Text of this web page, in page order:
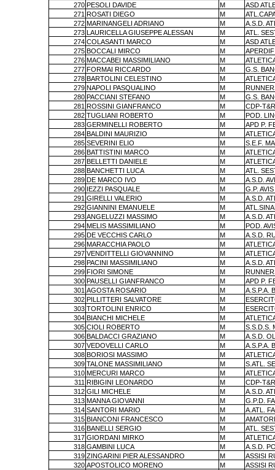
270 PESOLI DAVIDE M
ASD
271 ROSATI DIEGO M
272 MARINANGELI ADRIANO M
A.S.D.
273 LAURICELLA GIUSEPPE ALESSAN M
ATL.
274 COLASANTI MARCO M
ASD
275 BOCCALI MIRCO M
276 MACCABEI MASSIMILIANO M
277 FORMAI RICCARDO M
G.S.
278 BARTOLINI CELESTINO M
279 NAPOLI PASQUALINO M
280 PACCIANI STEFANO M
G.S.
281 ROSSINI GIANFRANCO M
CDP-
282 TUGLIANI ROBERTO M
POD.
283 GERMINELLI ROBERTO M
APD P.
284 BALDINI MAURIZIO M
285 SEVERINI ELIO M
S.E.F.
286 BATTISTINI MARCO M
287 BELLETTI DANIELE M
288 BANCHETTI LUCA M
ATL.
289 DE MARCO IVO M
A.S.D.
290 IEZZI PASQUALE M
G.P.
291 GIRELLI VALERIO M
A.S.D.
292 GIANNINI EMANUELE M
293 ANGELUZZI MASSIMO M
A.S.D.
294 MELIS MASSIMILIANO M
POD.
295 DE VECCHIS CARLO M
A.S.D.
296 MARACCHIA PAOLO M
297 VENDITTELLI GIOVANNINO M
298 PACINI MASSIMILIANO M
A.S.D.
299 FIORI SIMONE M
300 PAUSELLI GIANFRANCO M
APD P.
301 AGOSTA ROSARIO M
A.S.P.A.
302 PILLITTERI SALVATORE M
303 TORTOLINI ENRICO M
304 BIANCHI MICHELE M
305 CIOLI ROBERTO M
S.S.D.S.
306 BALDACCI GRAZIANO M
A.S.D.
307 VEDOVELLI CARLO M
A.S.P.A.
308 BORIOSI MASSIMO M
309 TALONE MASSIMILIANO M
S.ATL.
310 MERCURI MARCO M
311 RIBIGINI LEONARDO M
CDP-
312 GILI MICHELE M
A.S.D.
313 MANNA GIOVANNI M
G.P.D.
314 SANTORI MARIO M
A.ATL.
315 BIANCONI FRANCESCO M
316 BANELLI SERGIO M
ATL.
317 GIORDANI MIRKO M
318 GAMBINI LUCA M
A.S.D.
319 ZINGARINI PIER ALESSANDRO M
ASSISI
320 APOSTOLICO MORENO M
ASSISI